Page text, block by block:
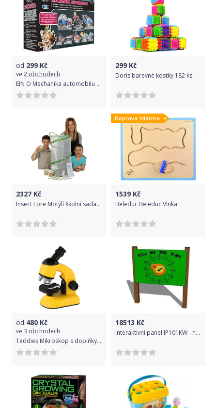
od 299 Kč
ve 2 obchodech
EIN O Mechanika automobilu (8595582223333)
299 Kč
Doris barevné kostky 182 ks
2327 Kč
Insect Lore Motýlí školní sada (33 housenek)
Doprava zdarma
1539 Kč
Beleduc Beleduc Vlnka
od 480 Kč
ve 3 obchodech
Teddies Mikroskop s doplňky plast 15cm na baterie se světlem v krabici 23x29x12cm
18513 Kč
Interaktivní panel IP101KW - hnědá